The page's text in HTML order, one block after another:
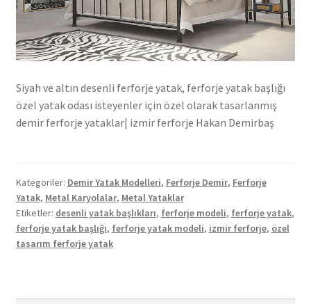
Siyah ve altın desenli ferforje yatak, ferforje yatak başlığı
özel yatak odası isteyenler için özel olarak tasarlanmış
demir ferforje yataklar| izmir ferforje Hakan Demirbaş
Kategoriler: Demir Yatak Modelleri, Ferforje Demir, Ferforje
Yatak, Metal Karyolalar, Metal Yataklar
Etiketler: desenli yatak başlıkları, ferforje modeli, ferforje yatak,
ferforje yatak başlığı, ferforje yatak modeli, izmir ferforje, özel
tasarım ferforje yatak